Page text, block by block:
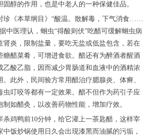
醇的作用，也是中老人的一种保健佳品。
珍《本草纲目》“酸温。散解毒，下气消食……
医理认，蛔虫“得酸则伏”吃醋可缓解蛔虫病
肾炎，限制盐量，要吃无盐或低盐包含，若在
糖醋菜肴，可增进食欲。醋还有为醉酒者醒酒
乙酸乙脂，因而减少胃肠道和血液中的酒精浓
此外，民间验方常用醋治疗腮腺炎、体癣、
虫叮咬等都有一定效果。醋不但作为药引子应
如醋灸，以改善药物性能，增加疗效。
杀鸡鸭前10分钟，给它灌上一茶匙醋，这样宰
饭炒锅使用日久会出现漆黑而油腻的污垢，